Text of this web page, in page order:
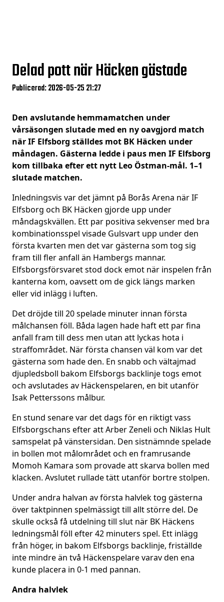
Delad pott när Häcken gästade
Publicerad: 2026-05-25 21:27
Den avslutande hemmamatchen under
vårsäsongen slutade med en ny oavgjord match
när IF Elfsborg ställdes mot BK Häcken under
måndagen. Gästerna ledde i paus men IF Elfsborg
kom tillbaka efter ett nytt Leo Östman-mål. 1–1
slutade matchen.
Inledningsvis var det jämnt på Borås Arena när IF
Elfsborg och BK Häcken gjorde upp under
måndagskvällen. Ett par positiva sekvenser med bra
kombinationsspel visade Gulsvart upp under den
första kvarten men det var gästerna som tog sig
fram till fler anfall än Hambergs mannar.
Elfsborgsförsvaret stod dock emot när inspelen från
kanterna kom, oavsett om de gick längs marken
eller vid inlägg i luften.
Det dröjde till 20 spelade minuter innan första
målchansen föll. Båda lagen hade haft ett par fina
anfall fram till dess men utan att lyckas hota i
straffområdet. När första chansen väl kom var det
gästerna som hade den. En snabb och vältajmad
djupledsboll bakom Elfsborgs backlinje togs emot
och avslutades av Häckenspelaren, en bit utanför
Isak Petterssons målbur.
En stund senare var det dags för en riktigt vass
Elfsborgschans efter att Arber Zeneli och Niklas Hult
samspelat på vänstersidan. Den sistnämnde spelade
in bollen mot målområdet och en framrusande
Momoh Kamara som provade att skarva bollen med
klacken. Avslutet rullade tätt utanför bortre stolpen.
Under andra halvan av första halvlek tog gästerna
över taktpinnen spelmässigt till allt större del. De
skulle också få utdelning till slut när BK Häckens
ledningsmål föll efter 42 minuters spel. Ett inlägg
från höger, in bakom Elfsborgs backlinje, friställde
inte mindre än två Häckenspelare varav den ena
kunde placera in 0-1 med pannan.
Andra halvlek